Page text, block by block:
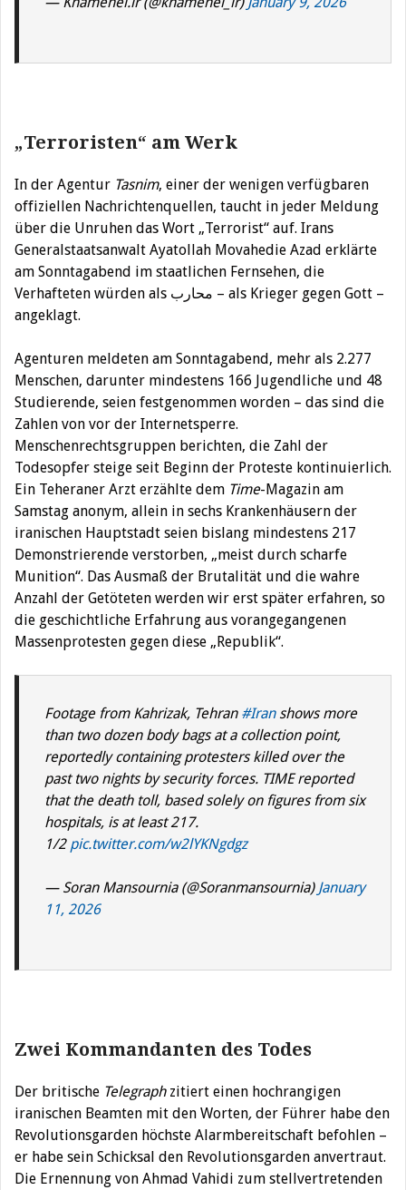
„Terroristen“ am Werk
In der Agentur Tasnim, einer der wenigen verfügbaren
offiziellen Nachrichtenquellen, taucht in jeder Meldung
über die Unruhen das Wort „Terrorist“ auf. Irans
Generalstaatsanwalt Ayatollah Movahedie Azad erklärte
am Sonntagabend im staatlichen Fernsehen, die
Verhafteten würden als محارب – als Krieger gegen Gott –
angeklagt.
Agenturen meldeten am Sonntagabend, mehr als 2.277
Menschen, darunter mindestens 166 Jugendliche und 48
Studierende, seien festgenommen worden – das sind die
Zahlen von vor der Internetsperre.
Menschenrechtsgruppen berichten, die Zahl der
Todesopfer steige seit Beginn der Proteste kontinuierlich.
Ein Teheraner Arzt erzählte dem Time-Magazin am
Samstag anonym, allein in sechs Krankenhäusern der
iranischen Hauptstadt seien bislang mindestens 217
Demonstrierende verstorben, „meist durch scharfe
Munition“. Das Ausmaß der Brutalität und die wahre
Anzahl der Getöteten werden wir erst später erfahren, so
die geschichtliche Erfahrung aus vorangegangenen
Massenprotesten gegen diese „Republik“.
Footage from Kahrizak, Tehran #Iranshows more
than two dozen body bags at a collection point,
reportedly containing protesters killed over the
past two nights by security forces. TIME reported
that the death toll, based solely on figures from six
hospitals, is at least 217.
1/2 pic.twitter.com/w2lYKNgdgz
— Soran Mansournia (@Soranmansournia) January
11, 2026
Zwei Kommandanten des Todes
Der britische Telegraph zitiert einen hochrangigen
iranischen Beamten mit den Worten, der Führer habe den
Revolutionsgarden höchste Alarmbereitschaft befohlen –
er habe sein Schicksal den Revolutionsgarden anvertraut.
Die Ernennung von Ahmad Vahidi zum stellvertretenden